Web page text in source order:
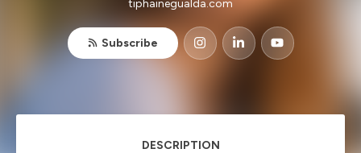
tiphainegualda.com
Subscribe
DESCRIPTION